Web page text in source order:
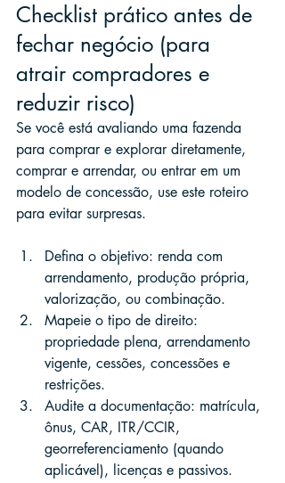
Checklist prático antes de
fechar negócio (para
atrair compradores e
reduzir risco)
Se você está avaliando uma fazenda
para comprar e explorar diretamente,
comprar e arrendar, ou entrar em um
modelo de concessão, use este roteiro
para evitar surpresas.
Defina o objetivo: renda com
arrendamento, produção própria,
valorização, ou combinação.
Mapeie o tipo de direito:
propriedade plena, arrendamento
vigente, cessões, concessões e
restrições.
Audite a documentação: matrícula,
ônus, CAR, ITR/CCIR,
georreferenciamento (quando
aplicável), licenças e passivos.